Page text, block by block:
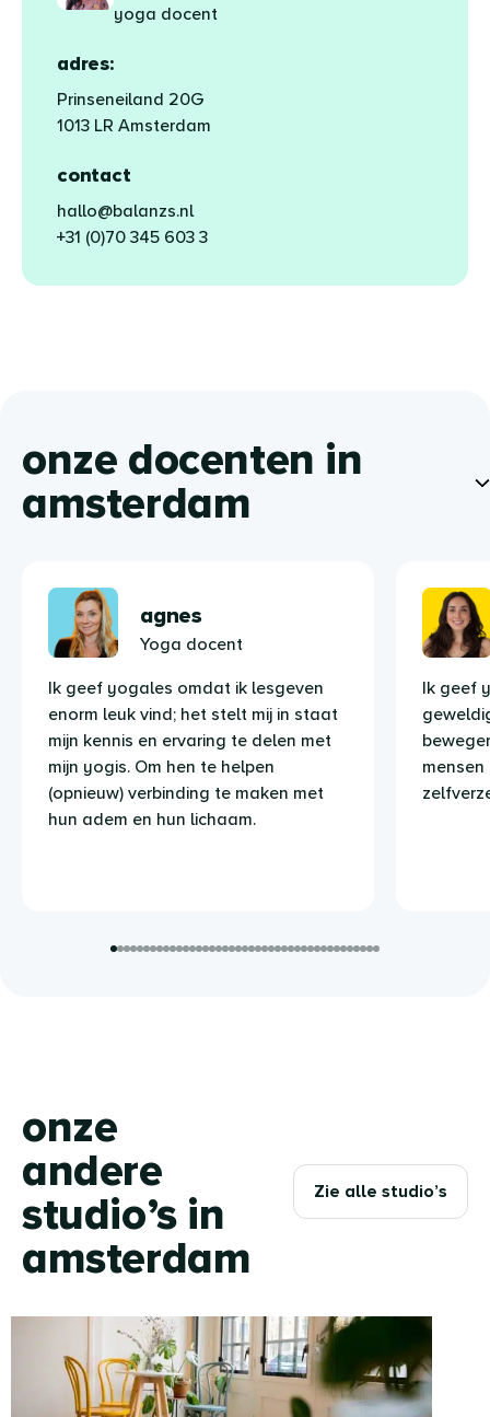
yoga docent
adres:
Prinseneiland 20G
1013 LR Amsterdam
contact
hallo@balanzs.nl
+31 (0)70 345 603 3
onze docenten in
amsterdam
agnes
Yoga docent
Ik geef yogales omdat ik lesgeven
enorm leuk vind; het stelt mij in staat
mijn kennis en ervaring te delen met
mijn yogis. Om hen te helpen
(opnieuw) verbinding te maken met
hun adem en hun lichaam.
Ik geef
onze
andere
studio’s in
amsterdam
Zie alle studio’s
nieuwe
achtergracht